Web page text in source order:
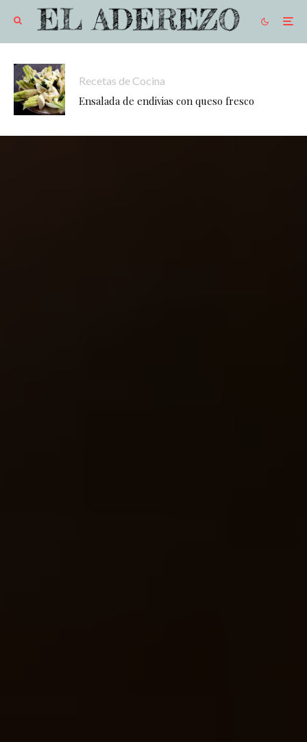
Recetas de Cocina
Ensalada de endivias con queso fresco